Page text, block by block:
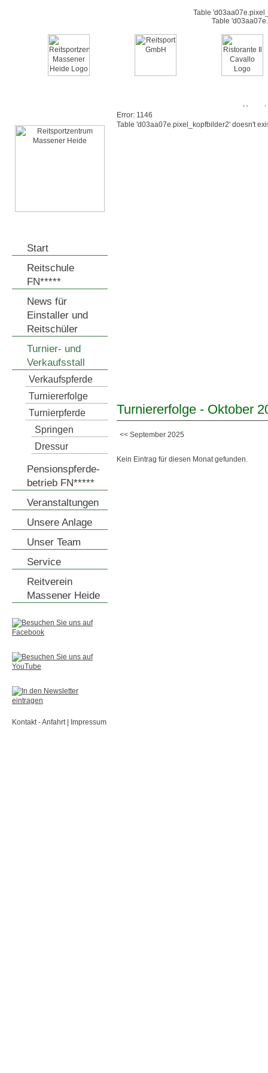
Table
Table
Start
Reitschule
FN*****
News für
Einstaller und
Reitschüler
Turnier- und
Verkaufsstall
Verkaufspferde
Turniererfolge
Turnierpferde
Springen
Dressur
Pensionspferde-
betrieb FN*****
Veranstaltungen
Unsere Anlage
Unser Team
Service
Reitverein
Massener Heide
Error: 1146
Table 'd03aa07e.pixel_kopfbilder2' doesn't
Turniererfolge - Oktober
<< September 2025
Kein Eintrag für diesen Monat gefunden.
Kontakt - Anfahrt| Impressum